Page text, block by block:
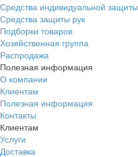
Средства индивидуальной защиты
Средства защиты рук
Подборки товаров
Хозяйственная группа
Распродажа
Полезная информация
О компании
Клиентам
Полезная информация
Контакты
Клиентам
Услуги
Доставка